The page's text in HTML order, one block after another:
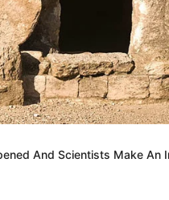
And Scientists Make An